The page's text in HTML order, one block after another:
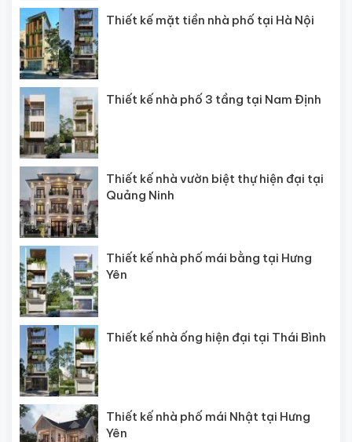
Thiết kế mặt tiền nhà phố tại Hà Nội
Thiết kế nhà phố 3 tầng tại Nam Định
Thiết kế nhà vườn biệt thự hiện đại tại
Quảng Ninh
Thiết kế nhà phố mái bằng tại Hưng
Yên
Thiết kế nhà ống hiện đại tại Thái Bình
Thiết kế nhà phố mái Nhật tại Hưng
Yên